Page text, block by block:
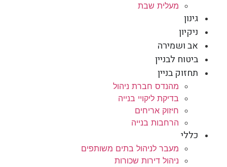
מעלית שבת
גינון
ניקיון
אב ושמירה
ביטוח לבניין
תחזוק בניין
מהנדס חברת ניהול
בדיקת ליקויי בנייה
חיזוק אריחים
הרחבות בנייה
כללי
מעבר לניהול בתים משותפים
ניהול דירות שכורות